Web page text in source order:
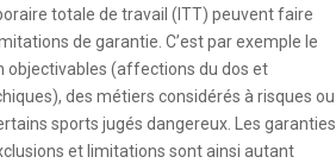
totale de travail (ITT) peuvent faire
de garantie. C’est par exemple le
objectivables (affections du dos et
des métiers considérés à risques ou
sports jugés dangereux. Les garanties
et limitations sont ainsi autant